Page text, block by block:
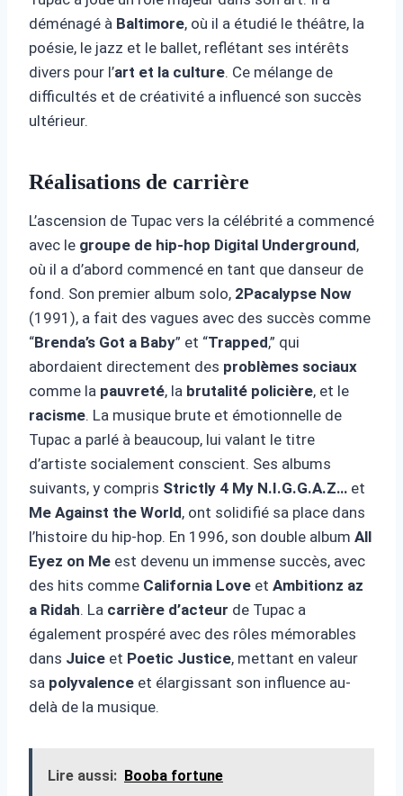
déménagé à Baltimore, où il a étudié le théâtre, la
poésie, le jazz et le ballet, reflétant ses intérêts
divers pour l’art et la culture. Ce mélange de
difficultés et de créativité a influencé son succès
ultérieur.
Réalisations de carrière
L’ascension de Tupac vers la célébrité a commencé
avec le groupe de hip-hop Digital Underground,
où il a d’abord commencé en tant que danseur de
fond. Son premier album solo, 2Pacalypse Now
(1991), a fait des vagues avec des succès comme
“Brenda’s Got a Baby” et “Trapped,” qui
abordaient directement des problèmes sociaux
comme la pauvreté, la brutalité policière, et le
racisme. La musique brute et émotionnelle de
Tupac a parlé à beaucoup, lui valant le titre
d’artiste socialement conscient. Ses albums
suivants, y compris Strictly 4 My N.I.G.G.A.Z… et
Me Against the World, ont solidifié sa place dans
l’histoire du hip-hop. En 1996, son double album All
Eyez on Me est devenu un immense succès, avec
des hits comme California Love et Ambitionz az
a Ridah. La carrière d’acteur de Tupac a
également prospéré avec des rôles mémorables
dans Juice et Poetic Justice, mettant en valeur
sa polyvalence et élargissant son influence au-
delà de la musique.
Lire aussi: Booba fortune